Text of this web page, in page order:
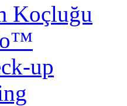
Koçluğu
up